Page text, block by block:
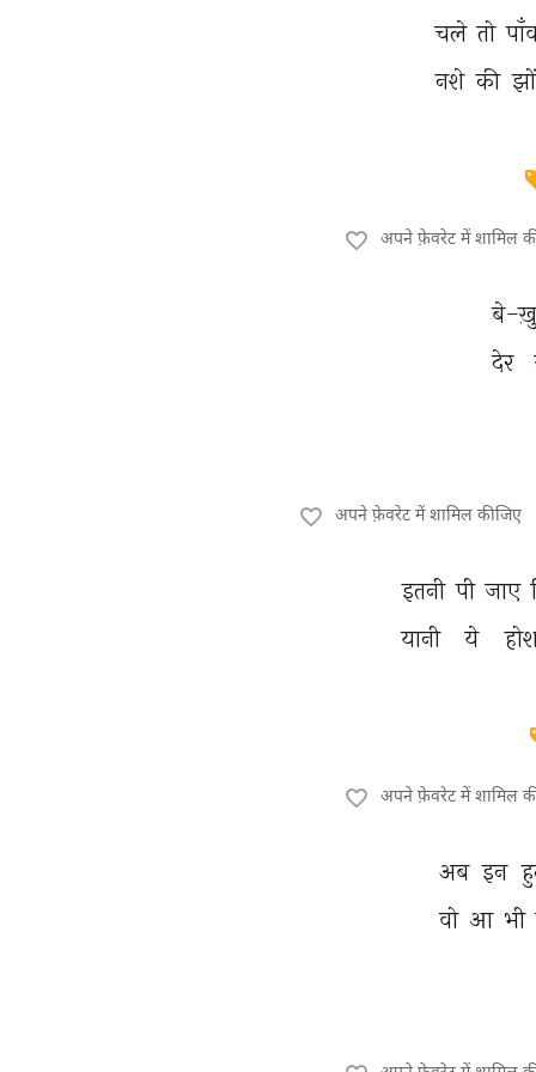
चले तो
नशे की
अपने फ़ेवरेट में शामिल
बे-
देर
अपने फ़ेवरेट में शामिल कीजिए
इतनी पी जाए
यानी
ये
अपने फ़ेवरेट में शामिल
अब इन
वो आ भी